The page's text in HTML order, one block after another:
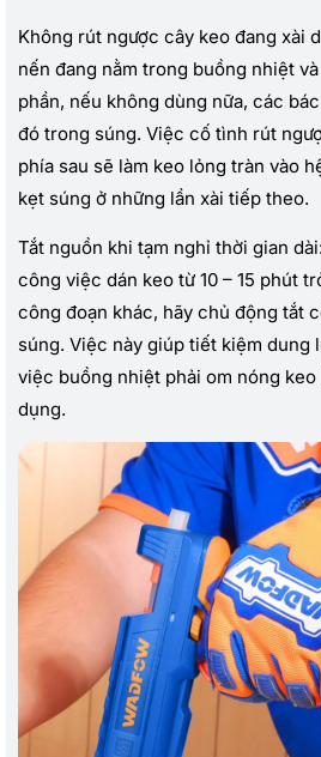
Không rút ngược cây keo đang xài
nến đang nằm trong buồng nhiệt
phần, nếu không dùng nữa, các
đó trong súng. Việc cố tình rút
phía sau sẽ làm keo lỏng tràn vào
kẹt súng ở những lần xài tiếp theo.
Tắt nguồn khi tạm nghỉ thời gian
công việc dán keo từ 10 – 15 phút
công đoạn khác, hãy chủ động tắt
súng. Việc này giúp tiết kiệm dung
việc buồng nhiệt phải om nóng
dụng.